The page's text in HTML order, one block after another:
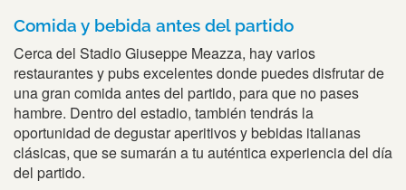
Comida y bebida antes del partido
Cerca del Stadio Giuseppe Meazza, hay varios
restaurantes y pubs excelentes donde puedes disfrutar de
una gran comida antes del partido, para que no pases
hambre. Dentro del estadio, también tendrás la
oportunidad de degustar aperitivos y bebidas italianas
clásicas, que se sumarán a tu auténtica experiencia del día
del partido.